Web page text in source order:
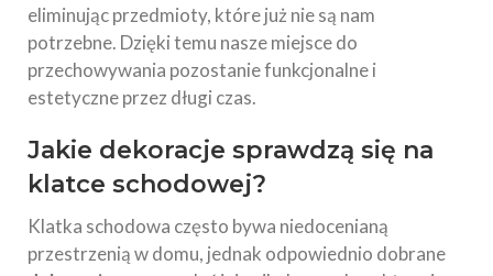
eliminując przedmioty, które już nie są nam
potrzebne. Dzięki temu nasze miejsce do
przechowywania pozostanie funkcjonalne i
estetyczne przez długi czas.
Jakie dekoracje sprawdzą się na
klatce schodowej?
Klatka schodowa często bywa niedocenianą
przestrzenią w domu, jednak odpowiednio dobrane